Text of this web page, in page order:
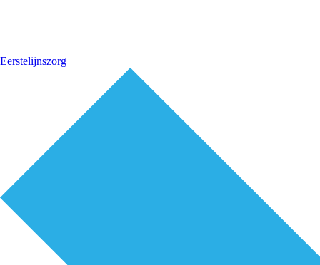
Eerstelijnszorg